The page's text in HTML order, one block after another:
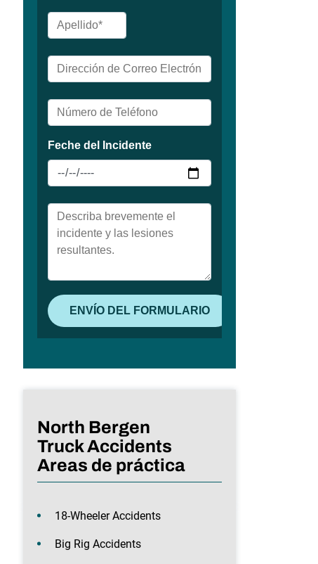
North Bergen
Truck Accidents
Areas de práctica
18-Wheeler Accidents
Big Rig Accidents